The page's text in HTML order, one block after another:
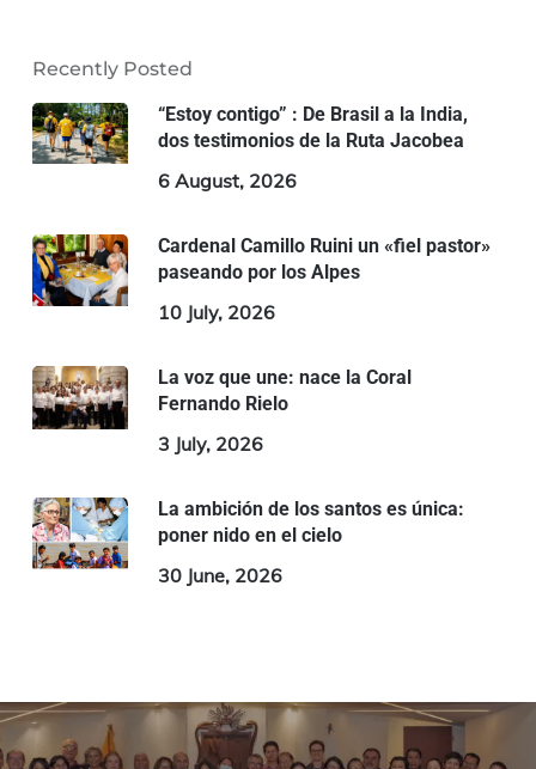
Recently Posted
“Estoy contigo” : De Brasil a la India,
dos testimonios de la Ruta Jacobea
6 August, 2026
Cardenal Camillo Ruini un «fiel pastor»
paseando por los Alpes
10 July, 2026
La voz que une: nace la Coral
Fernando Rielo
3 July, 2026
La ambición de los santos es única:
poner nido en el cielo
30 June, 2026